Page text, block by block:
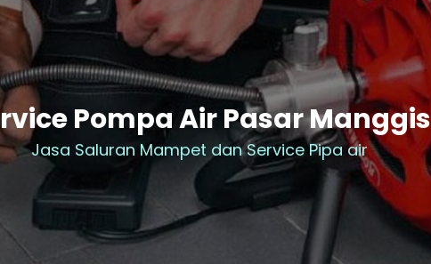
Pompa Air Pasar Manggis
Jasa Saluran Mampet dan Service Pipa air